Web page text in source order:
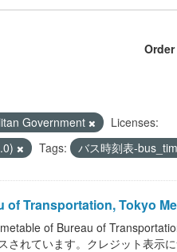
Government
Licenses:
Tags: バス時刻表-
of Transportation, Tokyo
of Bureau of
れています。クレジット表示